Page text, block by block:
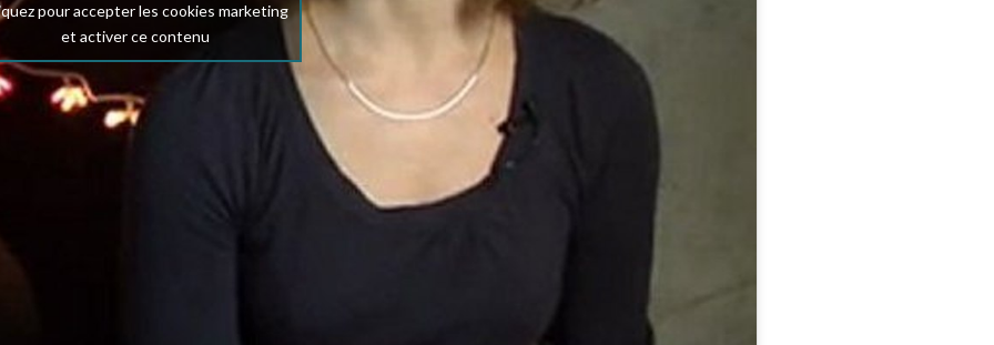
pour accepter les cookies marketing
et activer ce contenu